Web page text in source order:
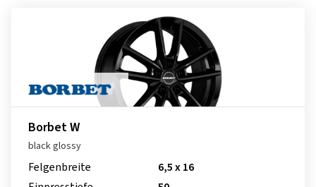
Borbet W
black glossy
Felgenbreite
6,5 x 16